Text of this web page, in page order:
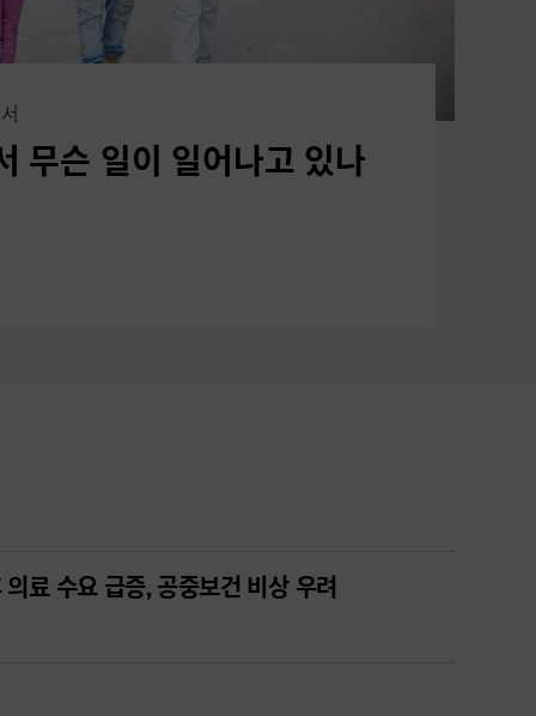
무슨 일이 일어나고 있나
료 수요 급증, 공중보건 비상 우려